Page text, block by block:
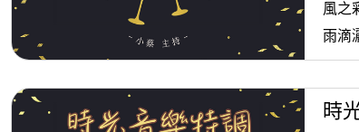
風之
雨滴
一、
色的
時